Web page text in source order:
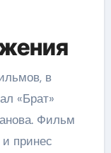
в
«Брат»
Фильм
принес